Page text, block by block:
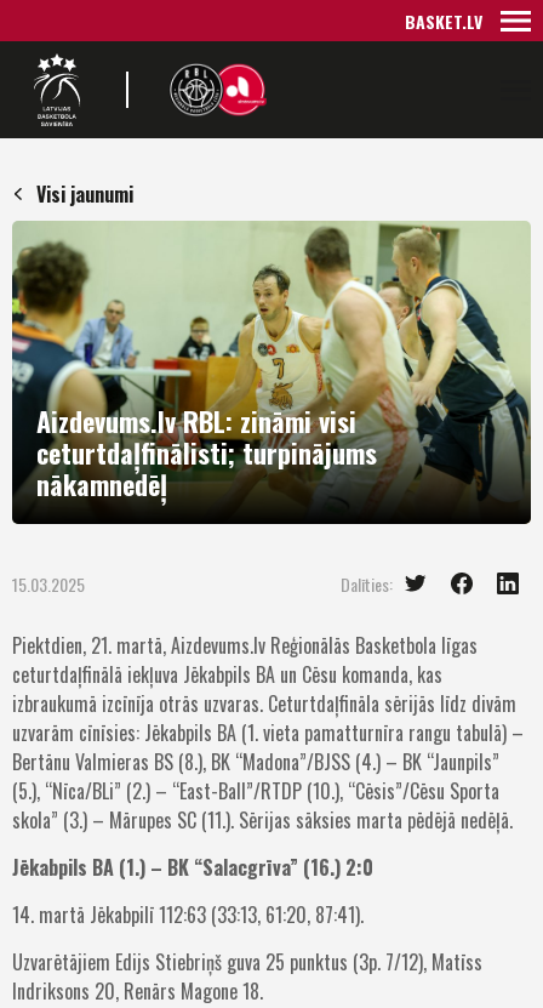
BASKET.LV
Visi jaunumi
Aizdevums.lv RBL: zināmi visi
ceturtdaļfinālisti; turpinājums
nākamnedēļ
15.03.2025 Dalīties:
Piektdien, 21. martā, Aizdevums.lv Reģionālās Basketbola līgas
ceturtdaļfinālā iekļuva Jēkabpils BA un Cēsu komanda, kas
izbraukumā izcīnīja otrās uzvaras. Ceturtdaļfināla sērijās līdz divām
uzvarām cīnīsies: Jēkabpils BA (1. vieta pamatturnīra rangu tabulā) –
Bertānu Valmieras BS (8.), BK “Madona”/BJSS (4.) – BK “Jaunpils”
(5.), “Nīca/BLi” (2.) – “East-Ball”/RTDP (10.), “Cēsis”/Cēsu Sporta
skola” (3.) – Mārupes SC (11.). Sērijas sāksies marta pēdējā nedēļā.
Jēkabpils BA (1.) – BK “Salacgrīva” (16.) 2:0
14. martā Jēkabpilī 112:63 (33:13, 61:20, 87:41).
Uzvarētājiem Edijs Stiebriņš guva 25 punktus (3p. 7/12), Matīss
Indriksons 20, Renārs Magone 18.